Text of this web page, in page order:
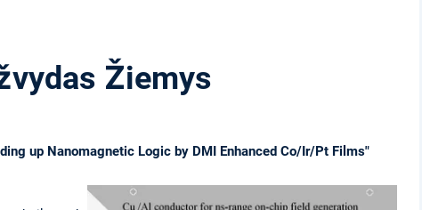
Žiemys
up Nanomagnetic Logic by DMI Enhanced Co/Ir/Pt Films"